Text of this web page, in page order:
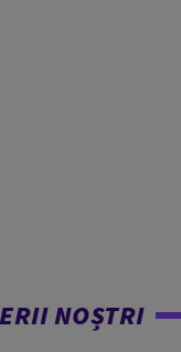
NOȘTRI